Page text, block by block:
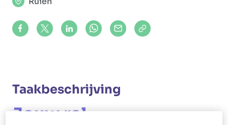
Share on Facebook
Share on X (formerly Twitter)
Share on LinkedIn
Share via Whatsapp
Share via Mail
Copy to clipboard
Taakbeschrijving
Jouw rol